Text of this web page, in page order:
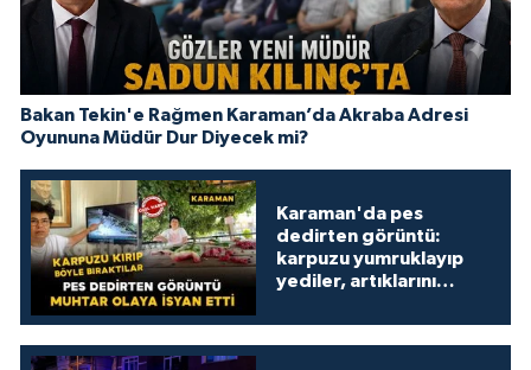
Bakan Tekin'e Rağmen Karaman’da Akraba Adresi
Oyununa Müdür Dur Diyecek mi?
Karaman'da pes
dedirten görüntü:
karpuzu yumruklayıp
yediler, artıklarını